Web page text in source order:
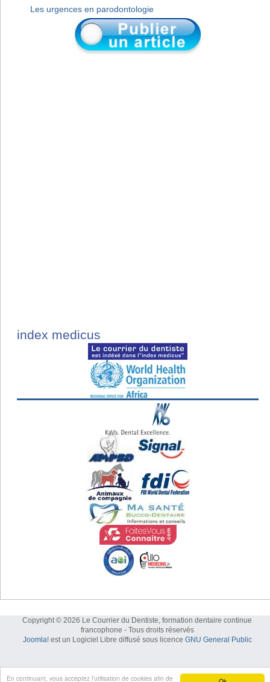
En continuant, vous acceptez l’utilisation de cookies afin de
Les urgences en parodontologie
index medicus
Copyright © 2026 Le Courrier du Dentiste, formation dentaire continue
francophone - Tous droits réservés
Joomla!est un Logiciel Libre diffusé sous licence GNU General Public